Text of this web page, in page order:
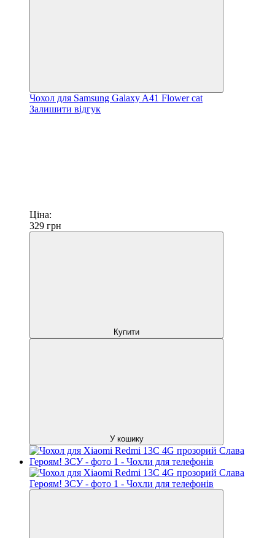
Чохол для Samsung Galaxy A41 Flower cat
Залишити відгук
Ціна:
329 грн
Купити
У кошику